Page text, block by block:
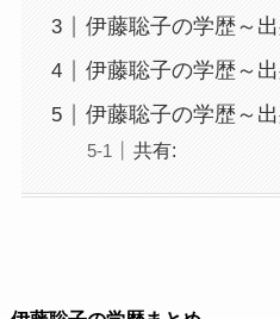
伊藤聡子の学歴～
伊藤聡子の学歴～
伊藤聡子の学歴～
共有: